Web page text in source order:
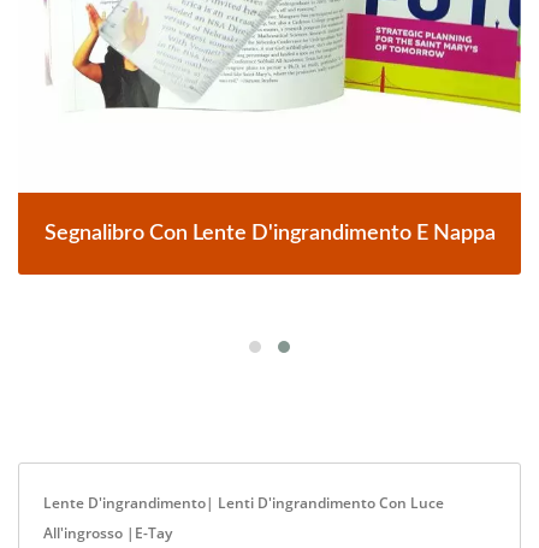
Segnalibro Con Lente D'ingrandimento E Nappa
Lente D'ingrandimento| Lenti D'ingrandimento Con Luce
All'ingrosso |E-Tay